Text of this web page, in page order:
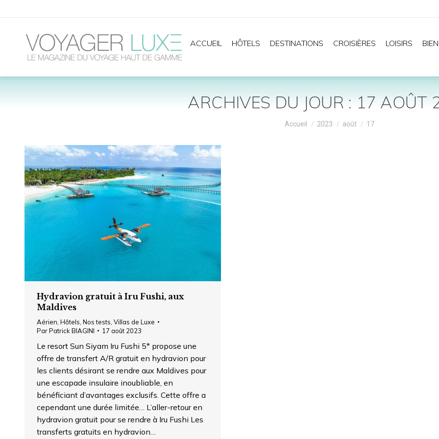
ACCUEIL HÔTELS DESTINATIONS CROISIÈRES LOISIRS
ARCHIVES DU JOUR :17 AOÛT
Vous êtes ici :
Accueil 2023 août 17
Hydravion gratuit à Iru Fushi, aux
Maldives
Aérien, Hôtels, Nos tests, Villas de Luxe
ParPatrick BIAGINI 17 août 2023
Le resort Sun Siyam Iru Fushi 5* propose une
offre de transfert A/R gratuit en hydravion pour
les clients désirant se rendre aux Maldives pour
une escapade insulaire inoubliable, en
bénéficiant d’avantages exclusifs. Cette offre a
cependant une durée limitée… L’aller-retour en
hydravion gratuit pour se rendre à Iru Fushi Les
transferts gratuits en hydravion…